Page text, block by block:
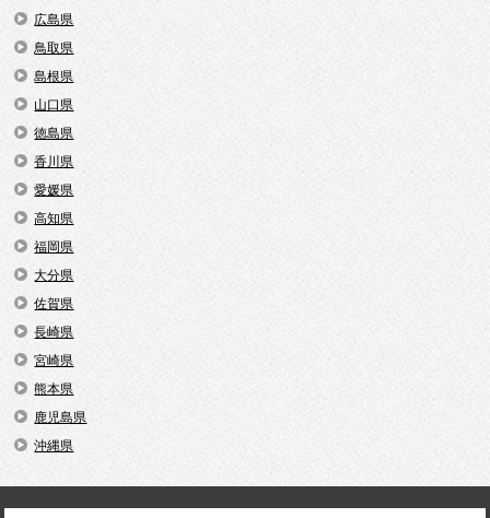
広島県
鳥取県
島根県
山口県
徳島県
香川県
愛媛県
高知県
福岡県
大分県
佐賀県
長崎県
宮崎県
熊本県
鹿児島県
沖縄県